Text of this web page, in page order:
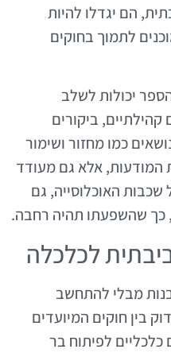
הם יגדלו להיות
לתמוך בחוקים
יכולות לשלב
קהילתיים, ביקורים
כמו מחזור ושימור
המודעות, אלא גם מעודד
שכבות האוכלוסייה, גם
כך שהשפעתו תהיה רחבה.
לכלכלה
מבלי להתחשב
בין חוקים המיועדים
כלכליים לפיתוח בר